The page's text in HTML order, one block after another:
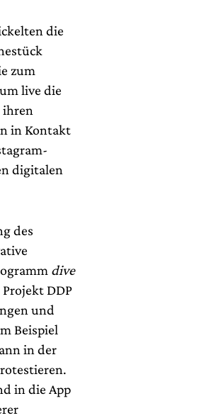
die
zum
live die
ihren
in Kontakt
digitalen
des
dive
DDP
und
Beispiel
in der
in die App